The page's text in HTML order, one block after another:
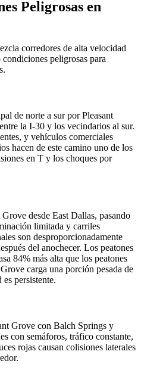
Peligrosas en
corredores de alta velocidad
peligrosas para
de norte a sur por Pleasant
la I-30 y los vecindarios al sur.
y vehículos comerciales
hacen de este camino uno de los
en T y los choques por
desde East Dallas, pasando
limitada y carriles
son desproporcionadamente
del anochecer. Los peatones
84% más alta que los peatones
carga una porción pesada de
persistente.
Grove con Balch Springs y
con semáforos, tráfico constante,
rojas causan colisiones laterales